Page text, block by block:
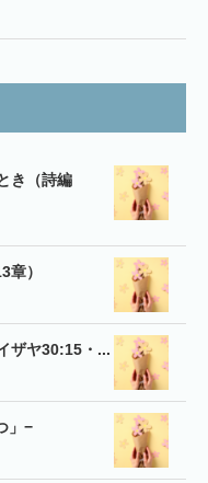
き（詩編
章）
ザヤ30:15・...
」−